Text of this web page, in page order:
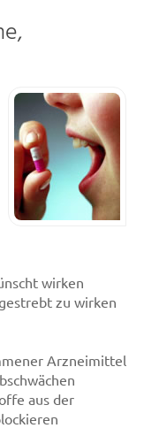
wirken
zu wirken
Arzneimittel
aus der